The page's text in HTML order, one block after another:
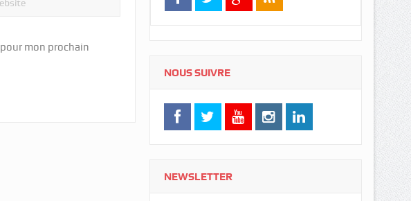
mon prochain
NOUS SUIVRE
NEWSLETTER